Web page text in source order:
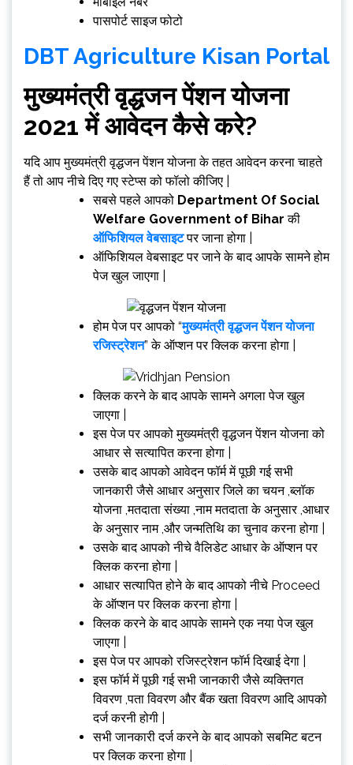
पासपोर्ट साइज फोटो
DBT Agriculture Kisan Portal
मुख्यमंत्री वृद्धजन पेंशन योजना
2021 में आवेदन कैसे करे?
यदि आप मुख्यमंत्री वृद्धजन पेंशन योजना के तहत आवेदन करना चाहते
हैं तो आप नीचे दिए गए स्टेप्स को फॉलो कीजिए |
सबसे पहले आपको Department Of Social
Welfare Government of Bihar की
ऑफिशियल वेबसाइटपर जाना होगा |
ऑफिशियल वेबसाइट पर जाने के बाद आपके सामने होम
पेज खुल जाएगा |
होम पेज पर आपको “मुख्यमंत्री वृद्धजन पेंशन योजना
रजिस्ट्रेशन” के ऑप्शन पर क्लिक करना होगा |
क्लिक करने के बाद आपके सामने अगला पेज खुल
जाएगा |
इस पेज पर आपको मुख्यमंत्री वृद्धजन पेंशन योजना को
आधार से सत्यापित करना होगा |
उसके बाद आपको आवेदन फॉर्म में पूछी गई सभी
जानकारी जैसे आधार अनुसार जिले का चयन ,ब्लॉक
योजना ,मतदाता संख्या ,नाम मतदाता के अनुसार ,आधार
के अनुसार नाम ,और जन्मतिथि का चुनाव करना होगा |
उसके बाद आपको नीचे वैलिडेट आधार के ऑप्शन पर
क्लिक करना होगा |
आधार सत्यापित होने के बाद आपको नीचे Proceed
के ऑप्शन पर क्लिक करना होगा |
क्लिक करने के बाद आपके सामने एक नया पेज खुल
जाएगा |
इस पेज पर आपको रजिस्ट्रेशन फॉर्म दिखाई देगा |
इस फॉर्म में पूछी गई सभी जानकारी जैसे व्यक्तिगत
विवरण ,पता विवरण और बैंक खता विवरण आदि आपको
दर्ज करनी होगी |
सभी जानकारी दर्ज करने के बाद आपको सबमिट बटन
पर क्लिक करना होगा |